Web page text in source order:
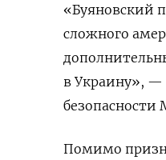
«Буяновский
сложного
в Украину», —
безопасности
Помимо